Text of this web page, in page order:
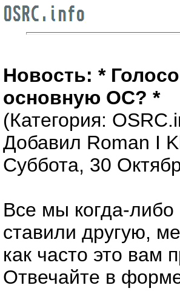
Новость: *
основную ОС? *
(Категория:
Добавил Roman I
Суббота, 30
Все мы когда-
ставили другую,
как часто это вам
Отвечайте в